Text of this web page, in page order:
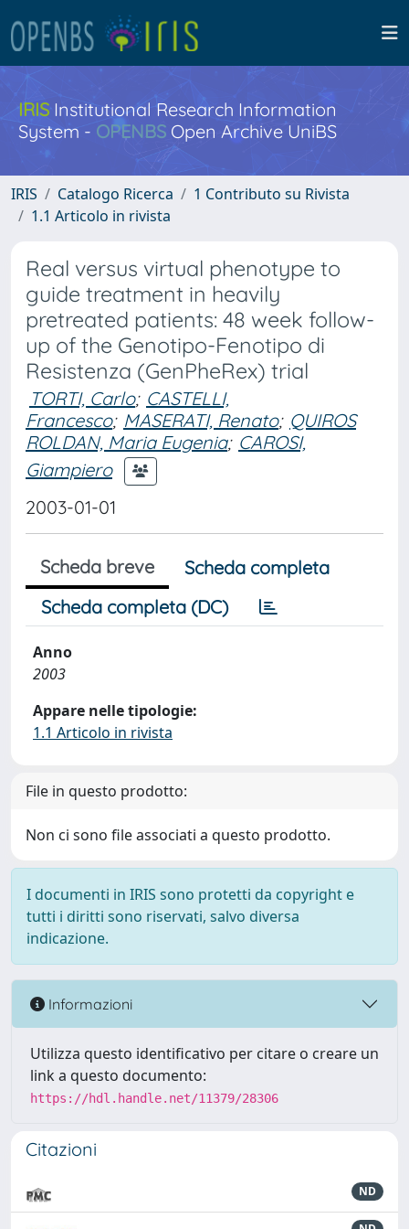
IRISInstitutional Research Information
System - OPENBS Open Archive UniBS
IRIS Catalogo Ricerca
1 Contributo su Rivista
1.1 Articolo in rivista
Real versus virtual phenotype to
guide treatment in heavily
pretreated patients: 48 week follow-
up of the Genotipo-Fenotipo di
Resistenza (GenPheRex) trial
TORTI, Carlo; CASTELLI,
Francesco; MASERATI, Renato; QUIROS
ROLDAN, Maria Eugenia; CAROSI,
Giampiero
2003-01-01
Scheda breve
Scheda completa
Scheda completa (DC)
Anno
2003
Appare nelle tipologie:
1.1 Articolo in rivista
File in questo prodotto:
Non ci sono file associati a questo prodotto.
I documenti in IRIS sono protetti da copyright e
tutti i diritti sono riservati, salvo diversa
indicazione.
Informazioni
Utilizza questo identificativo per citare o creare un
link a questo documento:
https://hdl.handle.net/11379/28306
Citazioni
ND